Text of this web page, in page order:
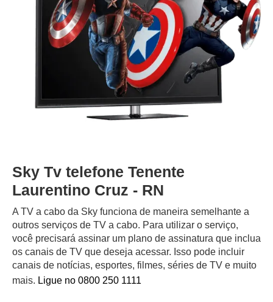
Sky Tv telefone Tenente
Laurentino Cruz - RN
A TV a cabo da Sky funciona de maneira semelhante a
outros serviços de TV a cabo. Para utilizar o serviço,
você precisará assinar um plano de assinatura que inclua
os canais de TV que deseja acessar. Isso pode incluir
canais de notícias, esportes, filmes, séries de TV e muito
mais. Ligue no 0800 250 1111